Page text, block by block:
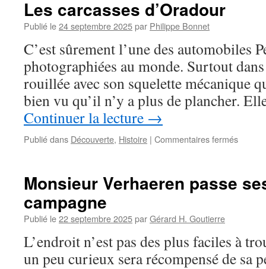
Les carcasses d’Oradour
Publié le24 septembre 2025par Philippe Bonnet
C’est sûrement l’une des automobiles
photographiées au monde. Surtout dans
rouillée avec son squelette mécanique
bien vu qu’il n’y a plus de plancher.
Continuer la lecture →
Publié dans Découverte, Histoire | Commentaires fermés
Monsieur Verhaeren passe
campagne
Publié le22 septembre 2025parGérard H. Goutierre
L’endroit n’est pas des plus faciles à
un peu curieux sera récompensé de sa